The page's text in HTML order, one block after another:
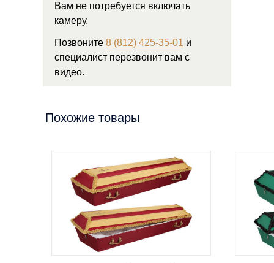
Вам не потребуется включать
камеру.
Позвоните 8 (812) 425-35-01 и
специалист перезвонит вам с
видео.
Похожие товары